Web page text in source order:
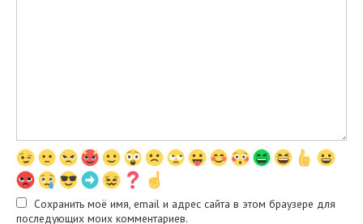
Сохранить моё имя, email и адрес сайта в этом браузере для
последующих моих комментариев.